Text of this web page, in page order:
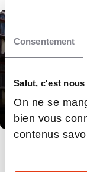
Consentement
Salut, c'est nous
On ne se
bien vous
contenus
Morlaix